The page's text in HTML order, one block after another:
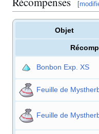
[
Objet
Bonbon Exp. XS
Feuille de
Feuille de